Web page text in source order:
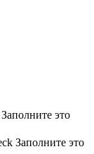
Заполните это
Заполните это